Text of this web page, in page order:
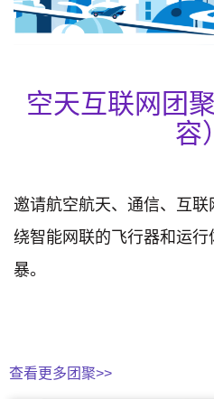
空天互联网团
容）
邀请航空航天、通信、互
绕智能网联的飞行器和运
暴。
查看更多团聚>>